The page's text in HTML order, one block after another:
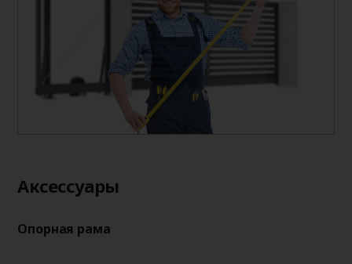
Aксессуары
Опорная рама